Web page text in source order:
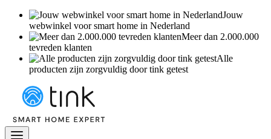
Jouw
webwinkel voor smart home in Nederland
Meer dan 2.000.000
tevreden klanten
Alle
producten zijn zorgvuldig door tink getest